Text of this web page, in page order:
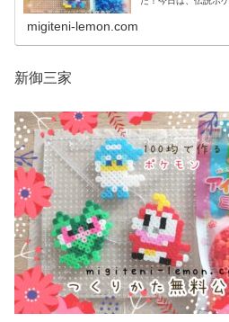
migiteni-lemon.com
新御三家